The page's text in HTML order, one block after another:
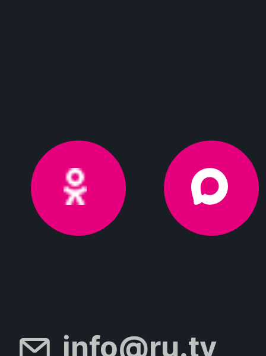
info@ru.tv